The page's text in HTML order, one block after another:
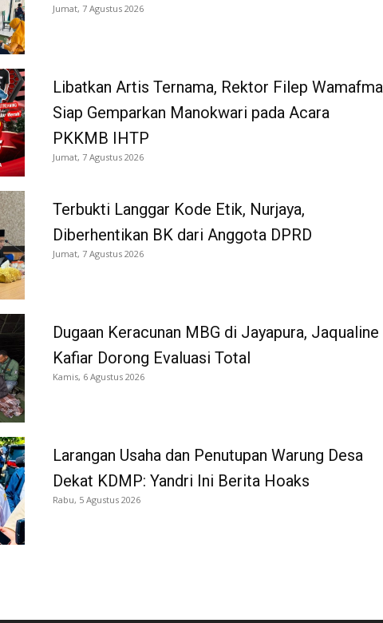
Jumat, 7 Agustus 2026
Libatkan Artis Ternama, Rektor Filep Wamafma
Siap Gemparkan Manokwari pada Acara
PKKMB IHTP
Jumat, 7 Agustus 2026
Terbukti Langgar Kode Etik, Nurjaya,
Diberhentikan BK dari Anggota DPRD
Jumat, 7 Agustus 2026
Dugaan Keracunan MBG di Jayapura, Jaqualine
Kafiar Dorong Evaluasi Total
Kamis, 6 Agustus 2026
Larangan Usaha dan Penutupan Warung Desa
Dekat KDMP: Yandri Ini Berita Hoaks
Rabu, 5 Agustus 2026